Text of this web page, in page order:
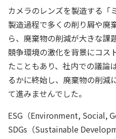
カメラのレンズを製造する「
製造過程で多くの削り屑や廃
ら、廃棄物の削減が大きな課
競争環境の激化を背景にコス
たこともあり、社内での議論
るかに終始し、廃棄物の削減
て進みませんでした。
ESG（Environment, Social,
SDGs（Sustainable